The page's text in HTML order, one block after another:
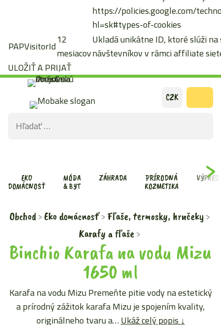
Preskočiť
obsah
EKO
DOMÁCNOSŤ
MÓDA
& BYT
ZÁHRADA
PRÍRODNÁ
KOZMETIKA
Hľadať:
CZK
Obchod Eko domácnosť
Fľaše, termosky, hrnčeky
Karafy a fľaše
Binchio Karafa na vodu Mizu
1650 ml
Karafa na vodu Mizu Premeňte pitie vody na estetický
a prírodný zážitok karafa Mizu je spojením kvality,
originálneho tvaru a…Ukáž celý popis ↓
https://policies.google.com/
hl=sk#types-of-cookies
PAPVisitorId12
mesiacov
Ukladá unikátne ID, ktoré slúži
návštevníkov v rámci affiliate
ULOŽIŤ A PRIJAŤ